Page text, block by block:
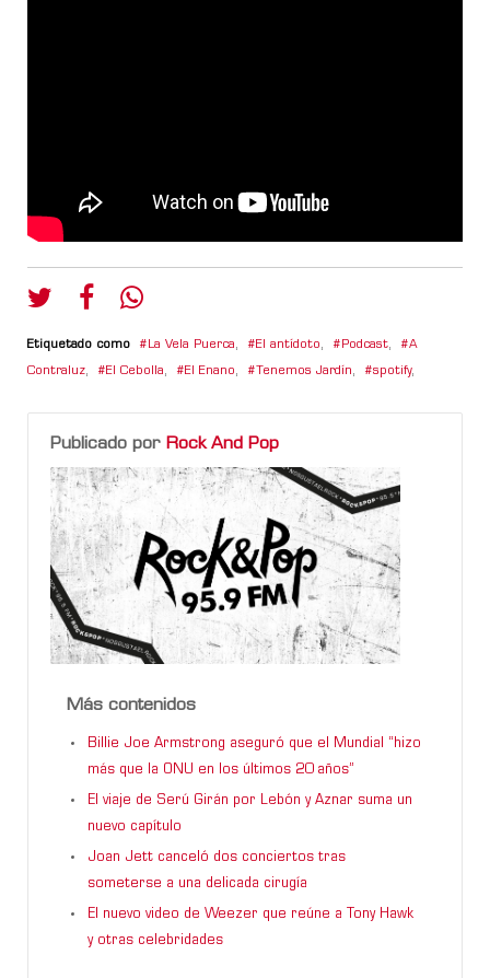
Etiquetado como La Vela Puerca, El antídoto, Podcast, A
Contraluz, El Cebolla, El Enano, Tenemos Jardín, spotify,
Publicado por Rock And Pop
Más contenidos
Billie Joe Armstrong aseguró que el Mundial “hizo
más que la ONU en los últimos 20 años”
El viaje de Serú Girán por Lebón y Aznar suma un
nuevo capítulo
Joan Jett canceló dos conciertos tras
someterse a una delicada cirugía
El nuevo video de Weezer que reúne a Tony Hawk
y otras celebridades